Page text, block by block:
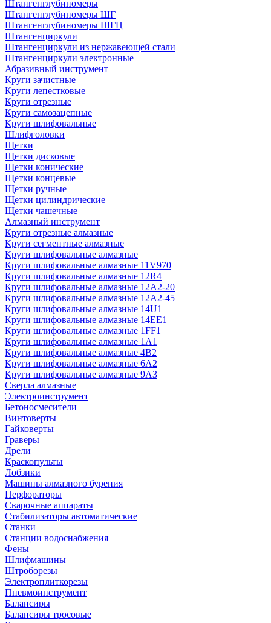
Штангенглубиномеры
Штангенглубиномеры ШГ
Штангенглубиномеры ШГЦ
Штангенциркули
Штангенциркули из нержавеющей стали
Штангенциркули электронные
Абразивный инструмент
Круги зачистные
Круги лепестковые
Круги отрезные
Круги самозацепные
Круги шлифовальные
Шлифголовки
Щетки
Щетки дисковые
Щетки конические
Щетки концевые
Щетки ручные
Щетки цилиндрические
Щетки чашечные
Алмазный инструмент
Круги отрезные алмазные
Круги сегментные алмазные
Круги шлифовальные алмазные
Круги шлифовальные алмазные 11V970
Круги шлифовальные алмазные 12R4
Круги шлифовальные алмазные 12А2-20
Круги шлифовальные алмазные 12А2-45
Круги шлифовальные алмазные 14U1
Круги шлифовальные алмазные 14ЕЕ1
Круги шлифовальные алмазные 1FF1
Круги шлифовальные алмазные 1А1
Круги шлифовальные алмазные 4В2
Круги шлифовальные алмазные 6A2
Круги шлифовальные алмазные 9А3
Сверла алмазные
Электроинструмент
Бетоносмесители
Винтоверты
Гайковерты
Граверы
Дрели
Краскопульты
Лобзики
Машины алмазного бурения
Перфораторы
Сварочные аппараты
Стабилизаторы автоматические
Станки
Станции водоснабжения
Фены
Шлифмашины
Штроборезы
Электроплиткорезы
Пневмоинструмент
Балансиры
Балансиры тросовые